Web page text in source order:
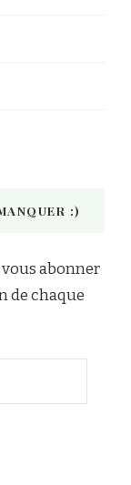
:)
abonner
de chaque